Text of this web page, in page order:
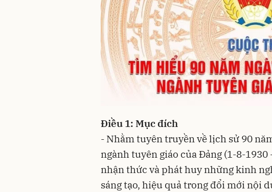
Điều 1: Mục đích
- Nhằm tuyên truyền về lịch sử 90
ngành tuyên giáo của Đảng (1-8-1930
nhận thức và phát huy những kinh
sáng tạo, hiệu quả trong đổi mới nội